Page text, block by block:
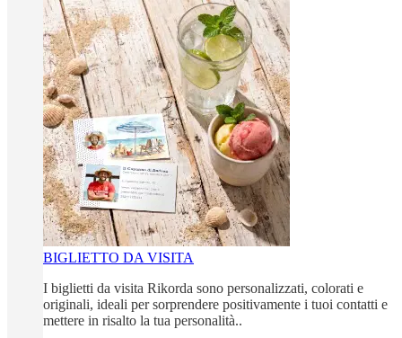
BIGLIETTO DA VISITA
I biglietti da visita Rikorda sono personalizzati, colorati e
originali, ideali per sorprendere positivamente i tuoi contatti e
mettere in risalto la tua personalità..